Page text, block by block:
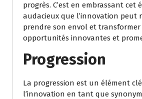
progrès. C’est en embrassant cet
audacieux que l’innovation peut
prendre son envol et
opportunités innovantes et
Progression
La progression est un élément
l’innovation en tant que